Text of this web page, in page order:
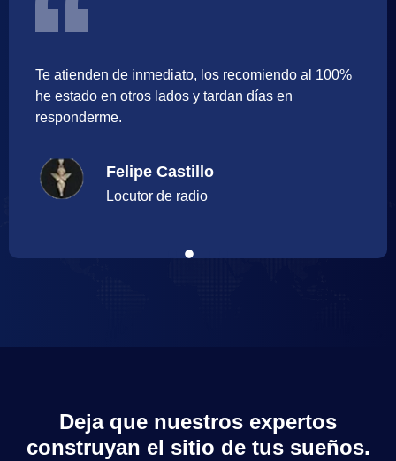
al 100%
Tiene cerca de 10 años que trabajo con
realmente recomiendo su trabajo, muy
Joe Valdez
Empresario
Deja que nuestros expertos
construyan el sitio de tus sueños.